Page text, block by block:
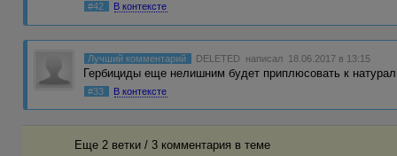
#42 В контексте
Лучший комментарий DELETED написал 18.06.2017 в 13:15
Гербициды еще нелишним будет приплюсовать к
#33 В контексте
Еще 2 ветки / 3 комментария в темe